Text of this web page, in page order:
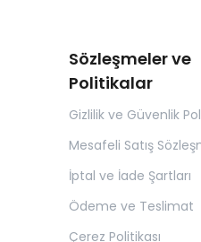
Sözleşmeler ve
Politikalar
Gizlilik ve Güvenlik
Mesafeli Satış
İptal ve İade Şartları
Ödeme ve Teslimat
Çerez Politikası